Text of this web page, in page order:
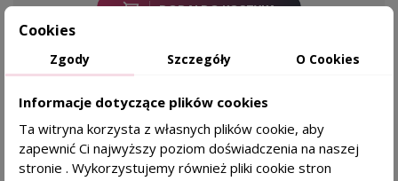
DODAJ DO KOSZYKA
Zobacz wszystkie produkty z kategorii
5.0
5
Cookies
Zgody Szczegóły O Cookies
Informacje dotyczące plików cookies
Ta witryna korzysta z własnych plików cookie, aby
zapewnić Ci najwyższy poziom doświadczenia na naszej
stronie . Wykorzystujemy również pliki cookie stron